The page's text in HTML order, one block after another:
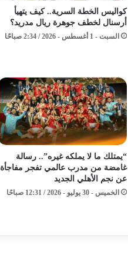
كواليس الخطة السرية.. كيف يتهيأ
أرسنال لخطف جوهرة ريال مدريد؟
السبت - 1 أغسطس - 2026 / 2:34 صباحًا
“يمتلك ما لا يملكه غيره”.. رسالة
غامضة من مدرب عالمي تفجر مفاجأة
عن نجم الأهلي الجديد
الخميس - 30 يوليو - 2026 / 12:31 صباحًا